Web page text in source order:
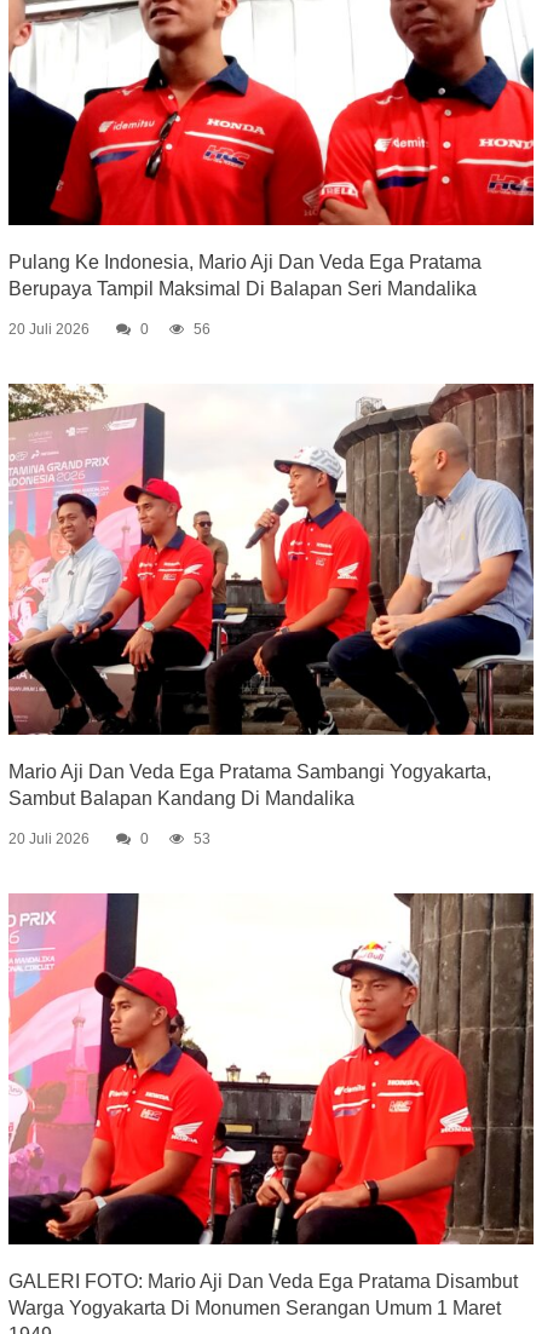
Pulang Ke Indonesia, Mario Aji Dan Veda Ega Pratama
Berupaya Tampil Maksimal Di Balapan Seri Mandalika
20 Juli 2026 0 56
Mario Aji Dan Veda Ega Pratama Sambangi Yogyakarta,
Sambut Balapan Kandang Di Mandalika
20 Juli 2026 0 53
GALERI FOTO: Mario Aji Dan Veda Ega Pratama Disambut
Warga Yogyakarta Di Monumen Serangan Umum 1 Maret